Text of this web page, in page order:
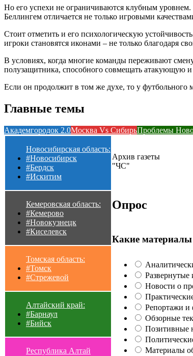
Но его успехи не ограничиваются клубным уровнем.
Беллингем отличается не только игровыми
Стоит отметить и его психологическую
игроки становятся иконами – не только благодаря
В условиях, когда многие команды переживают
полузащитника, способного совмещать атакующую
Если он продолжит в том же духе, то у футбольного
Главные темы
Академгородок 2.0Москва Vs СибирьПроблемы
Новосибирская область:
#Новосибирск
#Бердск
#Искитим
Кемеровская область:
#Кемерово
#Новокузнецк
#Киселевск
Томская область:
#Томск
#Стрежевой
Алтайский край:
#Барнаул
#Бийск
Республика Алтай
Архив газеты
"ЧС"
Опрос
Какие
Развернутые
Новости о
Репортажи и
Обзорные
Позитивные
Материалы